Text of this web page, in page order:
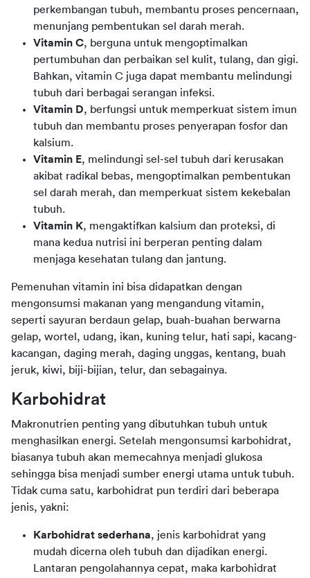
perkembangan tubuh, membantu proses pencernaan,
menunjang pembentukan sel darah merah.
Vitamin C, berguna untuk mengoptimalkan
pertumbuhan dan perbaikan sel kulit, tulang, dan gigi.
Bahkan, vitamin C juga dapat membantu melindungi
tubuh dari berbagai serangan infeksi.
Vitamin D, berfungsi untuk memperkuat sistem imun
tubuh dan membantu proses penyerapan fosfor dan
kalsium.
Vitamin E, melindungi sel-sel tubuh dari kerusakan
akibat radikal bebas, mengoptimalkan pembentukan
sel darah merah, dan memperkuat sistem kekebalan
tubuh.
Vitamin K, mengaktifkan kalsium dan proteksi, di
mana kedua nutrisi ini berperan penting dalam
menjaga kesehatan tulang dan jantung.
Pemenuhan vitamin ini bisa didapatkan dengan
mengonsumsi makanan yang mengandung vitamin,
seperti sayuran berdaun gelap, buah-buahan berwarna
gelap, wortel, udang, ikan, kuning telur, hati sapi, kacang-
kacangan, daging merah, daging unggas, kentang, buah
jeruk, kiwi, biji-bijian, telur, dan sebagainya.
Karbohidrat
Makronutrien penting yang dibutuhkan tubuh untuk
menghasilkan energi. Setelah mengonsumsi karbohidrat,
biasanya tubuh akan memecahnya menjadi glukosa
sehingga bisa menjadi sumber energi utama untuk tubuh.
Tidak cuma satu, karbohidrat pun terdiri dari beberapa
jenis, yakni:
Karbohidrat sederhana, jenis karbohidrat yang
mudah dicerna oleh tubuh dan dijadikan energi.
Lantaran pengolahannya cepat, maka karbohidrat